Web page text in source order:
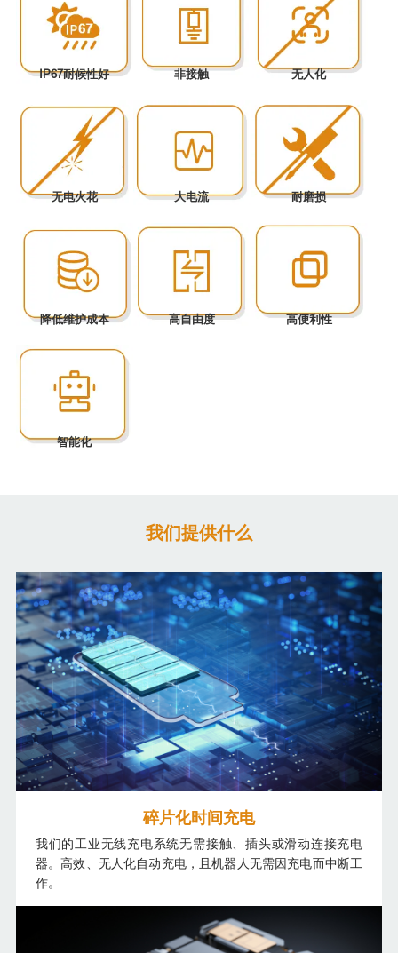
IP67耐候性好 非接触 无人化
无电火花 大电流 耐磨损
降低维护成本 高自由度 高便利性
智能化
我们提供什么
碎片化时间充电
我们的工业无线充电系统无需接触、插头或滑动连接充电
器。高效、无人化自动充电，且机器人无需因充电而中断工
作。